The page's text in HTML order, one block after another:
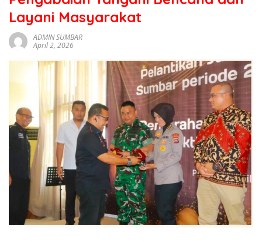
sumbar
tv
Layani Masyarakat
ADMIN SUMBAR
April 2, 2026